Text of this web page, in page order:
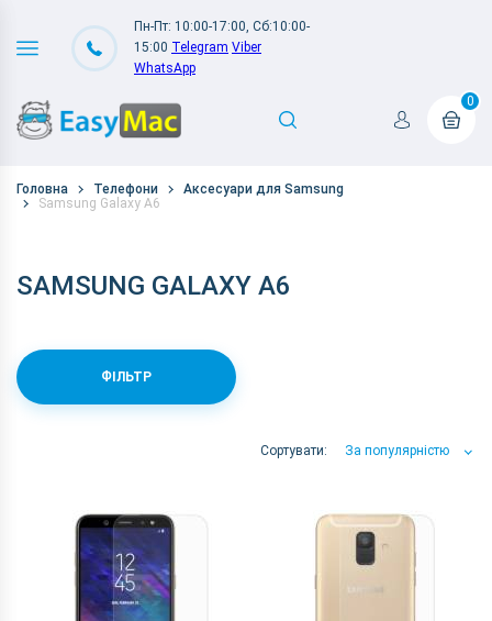
Пн-Пт: 10:00-17:00, Сб:10:00-
15:00 Telegram Viber
WhatsApp
0
Головна Телефони
Аксесуари для Samsung
Samsung Galaxy A6
SAMSUNG GALAXY A6
ФІЛЬТР
Сортувати: За популярністю
За популярністю